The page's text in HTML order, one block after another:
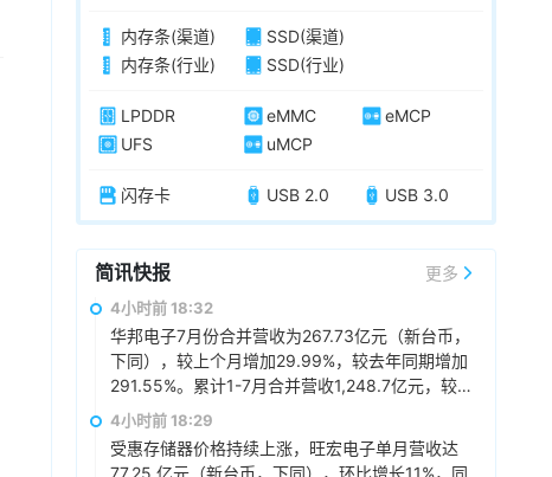
内存条(渠道)
SSD(渠道)
内存条(行业)
SSD(行业)
LPDDR eMMC
eMCP
UFS
uMCP
闪存卡 USB 2.0 USB 3.0
简讯快报 更多
4小时前 18:32
华邦电子7月份合并营收为267.73亿元（新台币，
下同），较上个月增加29.99%，较去年同期增加
291.55%。累计1-7月合并营收1,248.7亿元，较
去年同期增加160.97%。
4小时前 18:29
受惠存储器价格持续上涨，旺宏电子单月营收达
77.25 亿元（新台币，下同），环比增长11%，同